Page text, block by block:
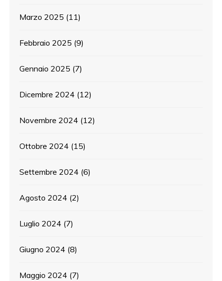
Marzo 2025 (11)
Febbraio 2025 (9)
Gennaio 2025 (7)
Dicembre 2024 (12)
Novembre 2024 (12)
Ottobre 2024 (15)
Settembre 2024 (6)
Agosto 2024 (2)
Luglio 2024 (7)
Giugno 2024 (8)
Maggio 2024 (7)